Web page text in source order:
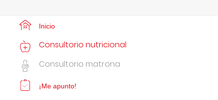
Inicio
Consultorio nutricional
Consultorio matrona
¡Me apunto!